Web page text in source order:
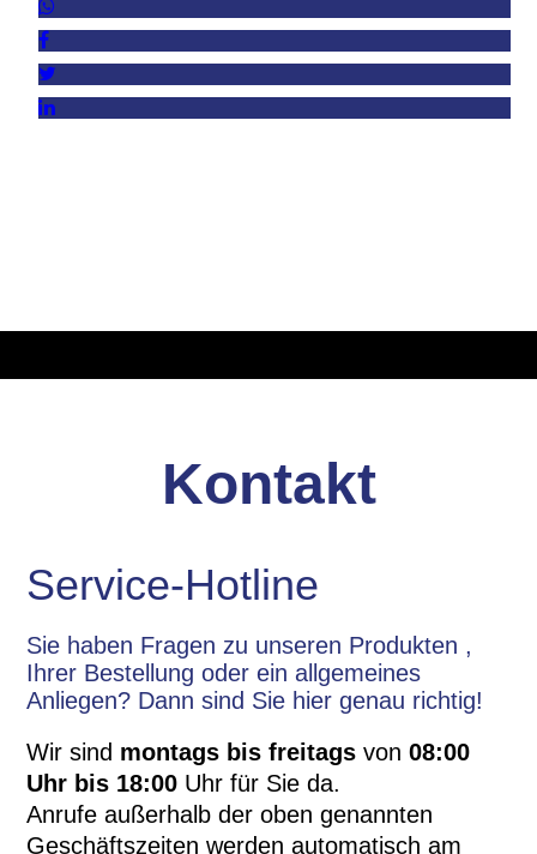
Kontakt
Service-Hotline
Sie haben Fragen zu unseren Produkten ,
Ihrer Bestellung oder ein allgemeines
Anliegen? Dann sind Sie hier genau richtig!
Wir sind montags bis freitags von08:00
Uhr bis 18:00 Uhr für Sie da.
Anrufe außerhalb der oben genannten
Geschäftszeiten werden automatisch am